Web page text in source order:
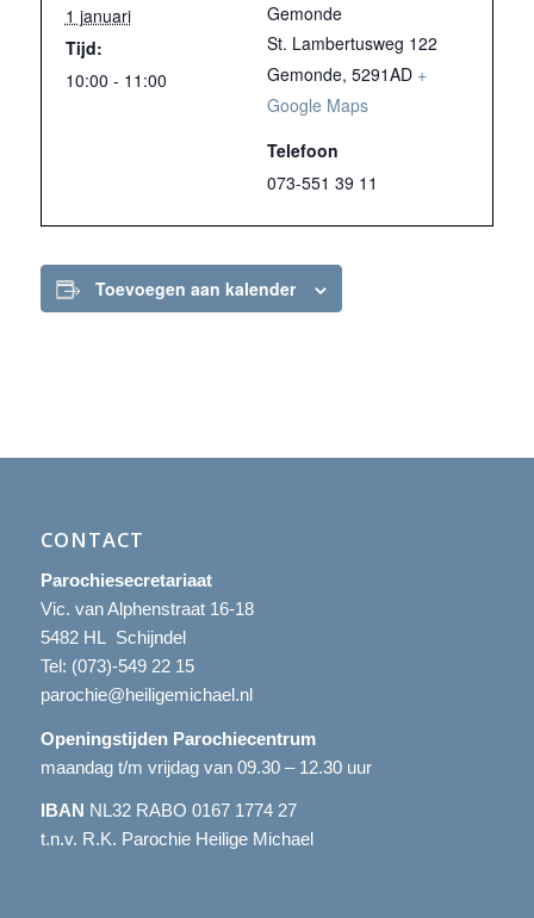
1 januari
Tijd:
10:00 - 11:00
Gemonde
St. Lambertusweg 122
Gemonde, 5291AD +
Google Maps
Telefoon
073-551 39 11
Toevoegen aan kalender
CONTACT
Parochiesecretariaat
Vic. van Alphenstraat 16-18
5482 HL Schijndel
Tel: (073)-549 22 15
parochie@heiligemichael.nl
Openingstijden Parochiecentrum
maandag t/m vrijdag van 09.30 – 12.30 uur
IBAN NL32 RABO 0167 1774 27
t.n.v. R.K. Parochie Heilige Michael